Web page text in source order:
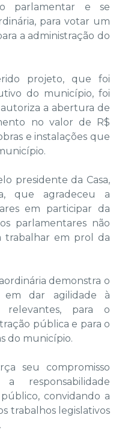
parlamentar e se
para votar um
a administração do
projeto, que foi
do município, foi
a abertura de
no valor de R$
e instalações que
presidente da Casa,
que agradeceu a
em participar da
parlamentares não
trabalhar em prol da
demonstra o
em dar agilidade à
relevantes, para o
pública e para o
do município.
seu compromisso
responsabilidade
convidando a
trabalhos legislativos